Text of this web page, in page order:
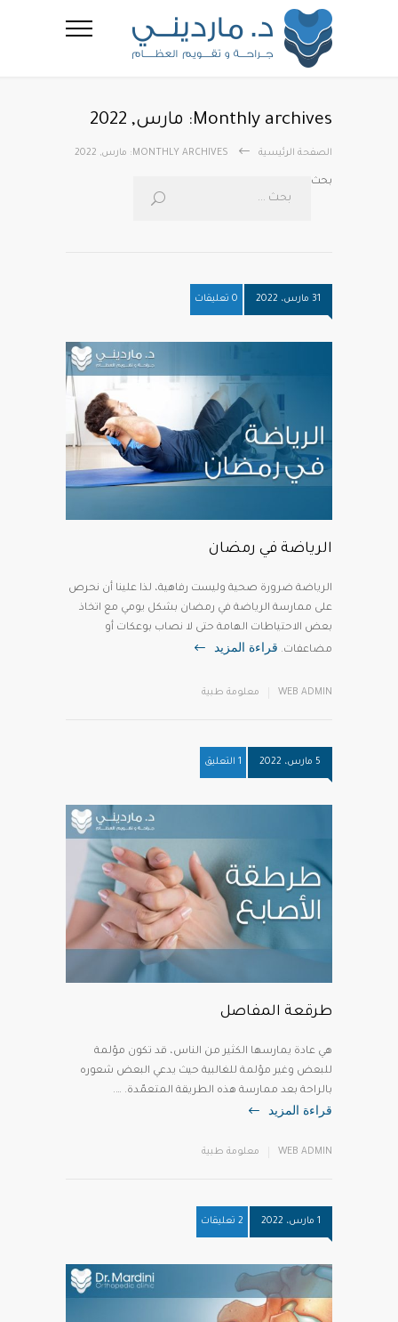
Monthly archives: مارس, 2022
الصفحة الرئيسية MONTHLY ARCHIVES: مارس, 2022
بحث
31 مارس، 2022 0 تعليقات
الرياضة في رمضان
الرياضة ضرورة صحية وليست رفاهية، لذا علينا أن نحرص
على ممارسة الرياضة في رمضان بشكل يومي مع اتخاذ
بعض الاحتياطات الهامة حتى لا نصاب بوعكات أو
مضاعفات. قراءة المزيد
WEB ADMIN معلومة طبية
5 مارس، 2022 1 التعليق
طرقعة المفاصل
هي عادة يمارسها الكثير من الناس، قد تكون مؤلمة
للبعض وغير مؤلمة للغالبية حيث يدعي البعض شعوره
بالراحة بعد ممارسة هذه الطريقة المتعمّدة. ….
قراءة المزيد
WEB ADMIN معلومة طبية
1 مارس، 2022 2 تعليقات